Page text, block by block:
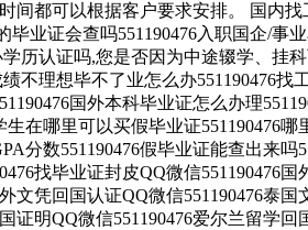
间都可以根据客户要求安排。 国内
毕业证会查吗551190476入职国企/
历认证吗,您是否因为中途辍学、挂
不理想毕不了业怎么办551190476
国外本科毕业证怎么办理
生在哪里可以买假毕业证551190476
分数551190476假毕业证能查出来
找毕业证封皮QQ微信551190476
文凭回国认证QQ微信551190476泰
证明QQ微信551190476爱尔兰留学